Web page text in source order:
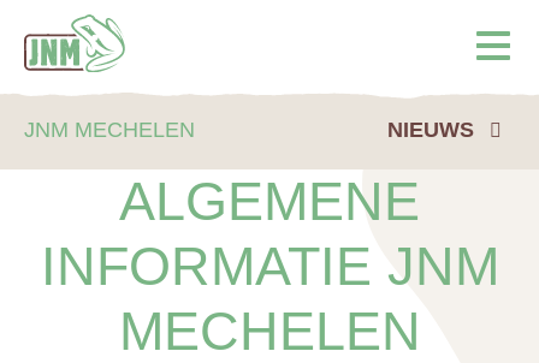
JNM MECHELEN NIEUWS
ALGEMENE
INFORMATIE JNM
MECHELEN